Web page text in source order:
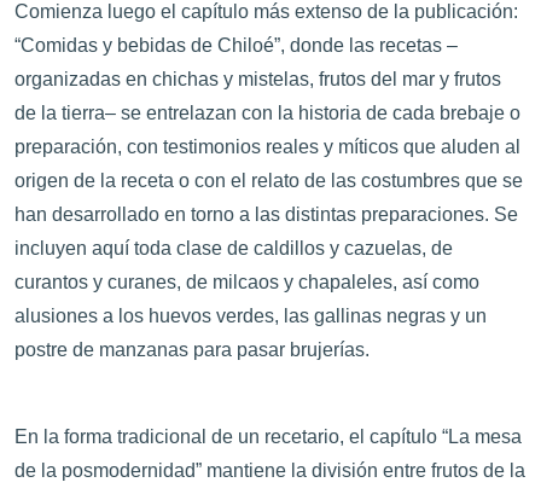
Comienza luego el capítulo más extenso de la publicación:
“Comidas y bebidas de Chiloé”, donde las recetas –
organizadas en chichas y mistelas, frutos del mar y frutos
de la tierra– se entrelazan con la historia de cada brebaje o
preparación, con testimonios reales y míticos que aluden al
origen de la receta o con el relato de las costumbres que se
han desarrollado en torno a las distintas preparaciones. Se
incluyen aquí toda clase de caldillos y cazuelas, de
curantos y curanes, de milcaos y chapaleles, así como
alusiones a los huevos verdes, las gallinas negras y un
postre de manzanas para pasar brujerías.
En la forma tradicional de un recetario, el capítulo “La mesa
de la posmodernidad” mantiene la división entre frutos de la